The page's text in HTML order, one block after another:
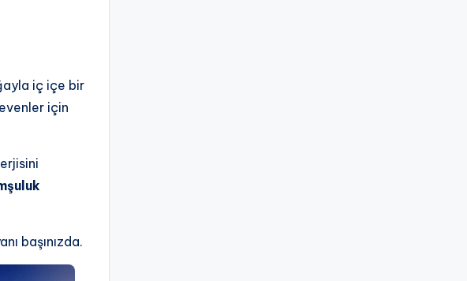
iç içe bir
için
başınızda.